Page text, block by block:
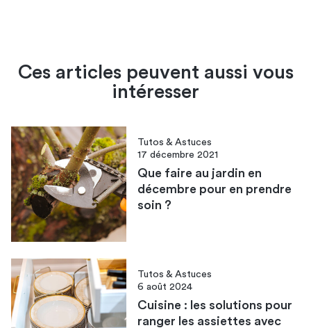
Ces articles peuvent aussi vous
intéresser
Tutos & Astuces
17 décembre 2021
Que faire au jardin en
décembre pour en prendre
soin ?
Tutos & Astuces
6 août 2024
Cuisine : les solutions pour
ranger les assiettes avec